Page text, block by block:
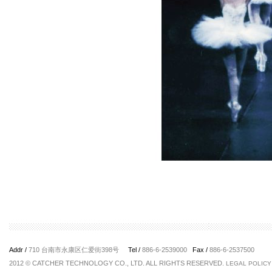
Addr / 710 台南市永康区仁爱街398号 Tel / 886-6-2539000 Fax / 886-6-2537500
2012 © CATCHER TECHNOLOGY CO., LTD. ALL RIGHTS RESERVED.
LEGAL POLICY